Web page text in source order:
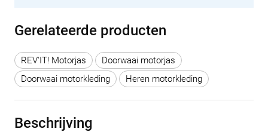
Gerelateerde producten
REV'IT! Motorjas
Doorwaai motorjas
Doorwaai motorkleding
Heren motorkleding
Beschrijving